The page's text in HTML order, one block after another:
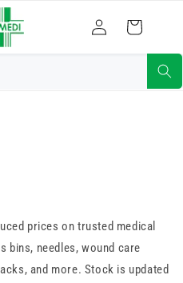
in
Varukorg
prices on trusted medical
bins, needles, wound care
and more. Stock is updated